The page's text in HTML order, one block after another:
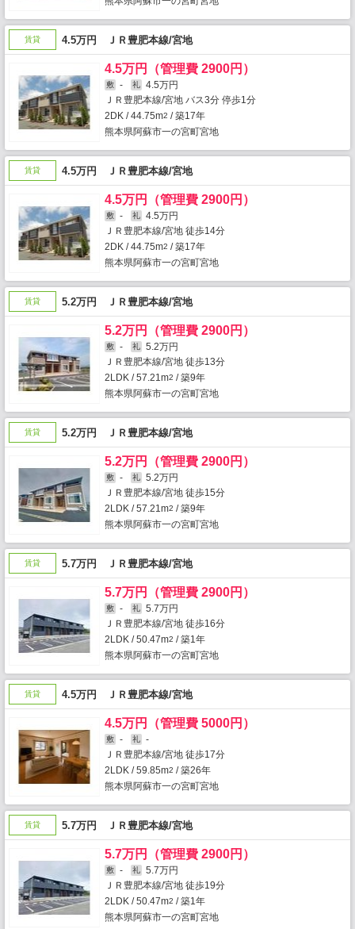
賃貸 4.5万円 ＪＲ豊肥本線/宮地
4.5万円（管理費 2900円）
敷 - 礼
4.5万円
ＪＲ豊肥本線/宮地 バス3分 停歩1分
2DK / 44.75m2 / 築17年
熊本県阿蘇市一の宮町宮地
賃貸 4.5万円 ＪＲ豊肥本線/宮地
4.5万円（管理費 2900円）
敷 - 礼
4.5万円
ＪＲ豊肥本線/宮地 徒歩14分
2DK / 44.75m2 / 築17年
熊本県阿蘇市一の宮町宮地
賃貸 5.2万円 ＪＲ豊肥本線/宮地
5.2万円（管理費 2900円）
敷 - 礼
5.2万円
ＪＲ豊肥本線/宮地 徒歩13分
2LDK / 57.21m2 / 築9年
熊本県阿蘇市一の宮町宮地
賃貸 5.2万円 ＪＲ豊肥本線/宮地
5.2万円（管理費 2900円）
敷 - 礼
5.2万円
ＪＲ豊肥本線/宮地 徒歩15分
2LDK / 57.21m2 / 築9年
熊本県阿蘇市一の宮町宮地
賃貸 5.7万円 ＪＲ豊肥本線/宮地
5.7万円（管理費 2900円）
敷 - 礼
5.7万円
ＪＲ豊肥本線/宮地 徒歩16分
2LDK / 50.47m2 / 築1年
熊本県阿蘇市一の宮町宮地
賃貸 4.5万円 ＪＲ豊肥本線/宮地
4.5万円（管理費 5000円）
敷 - 礼
-
ＪＲ豊肥本線/宮地 徒歩17分
2LDK / 59.85m2 / 築26年
熊本県阿蘇市一の宮町宮地
賃貸 5.7万円 ＪＲ豊肥本線/宮地
5.7万円（管理費 2900円）
敷 - 礼
5.7万円
ＪＲ豊肥本線/宮地 徒歩19分
2LDK / 50.47m2 / 築1年
熊本県阿蘇市一の宮町宮地